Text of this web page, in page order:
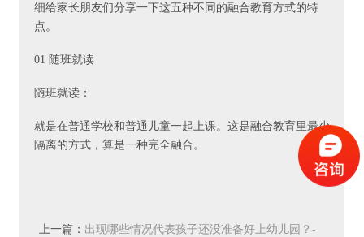
细给家长朋友们分享一下这五种不同的融合教育方式的特
点。
01 随班就读
随班就读：
就是在普通学校和普通儿童一起上课。这是融合教育里最少
隔离的方式，算是一种完全融合。
上一篇： 出现哪些情况代表孩子还没准备好上幼儿园？-